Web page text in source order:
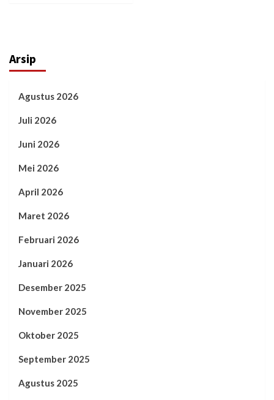
Arsip
Agustus 2026
Juli 2026
Juni 2026
Mei 2026
April 2026
Maret 2026
Februari 2026
Januari 2026
Desember 2025
November 2025
Oktober 2025
September 2025
Agustus 2025